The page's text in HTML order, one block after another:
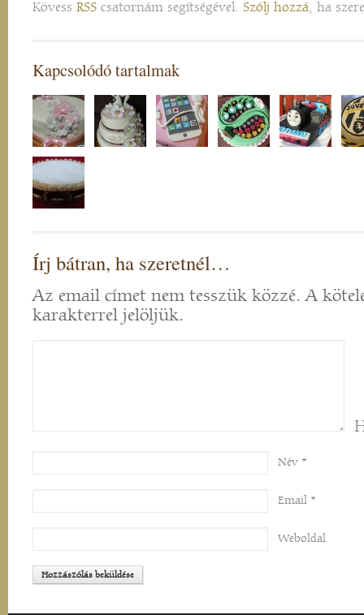
Kövess RSS csatornám segítségével. Szólj hozzá , ha
Kapcsolódó tartalmak
Írj bátran, ha szeretnél…
Az email címet nem tesszük közzé. A
karakterrel jelöljük.
Név *
Email *
Weboldal